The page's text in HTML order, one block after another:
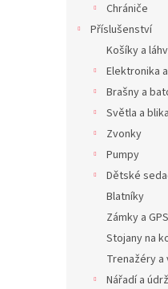
Chrániče
Příslušenství
Košíky a
Elektronika
Brašny a
Světla a
Zvonky
Pumpy
Dětské
Blatníky
Zámky a
Stojany na
Trenažéry a
Nářadí a